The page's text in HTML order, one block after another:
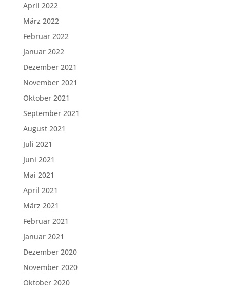
April 2022
März 2022
Februar 2022
Januar 2022
Dezember 2021
November 2021
Oktober 2021
September 2021
August 2021
Juli 2021
Juni 2021
Mai 2021
April 2021
März 2021
Februar 2021
Januar 2021
Dezember 2020
November 2020
Oktober 2020